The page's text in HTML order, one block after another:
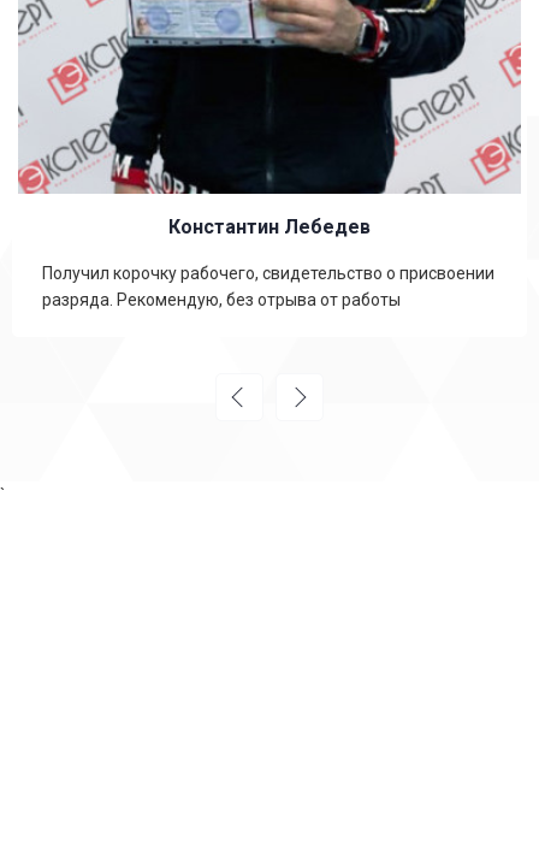
Константин Лебедев
Получил корочку рабочего, свидетельство о присвоении
разряда. Рекомендую, без отрыва от работы
`